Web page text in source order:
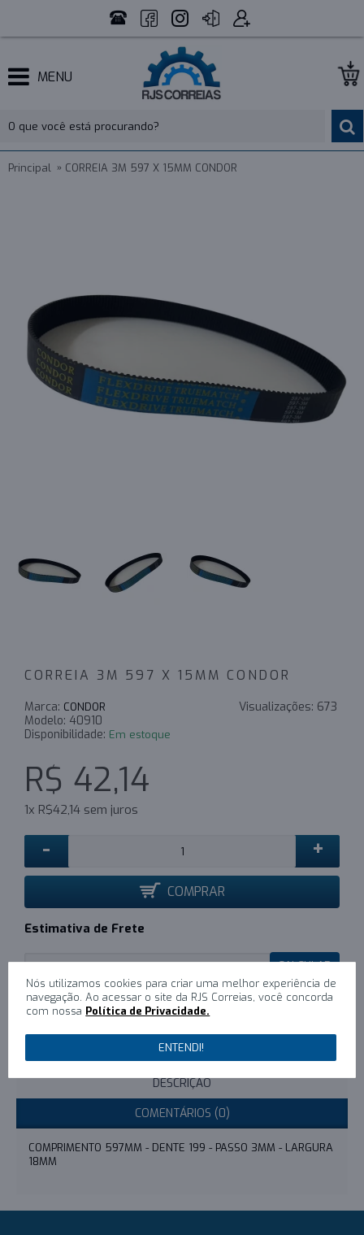
MENU
Principal CORREIA 3M 597 X 15MM CONDOR
CORREIA 3M 597 X 15MM CONDOR
Visualizações: 673
Marca: CONDOR
Modelo: 40910
Disponibilidade: Em estoque
R$ 42,14
1x R$42,14 sem juros
- +
COMPRAR
Estimativa de Frete
CALCULAR
0/Escreva um comentário
DESCRIÇÃO
COMENTÁRIOS (0)
COMPRIMENTO 597MM - DENTE 199 - PASSO 3MM - LARGURA
18MM
Nós utilizamos cookies para criar uma melhor experiência de
navegação. Ao acessar o site da RJS Correias, você concorda
com nossa Política de Privacidade.
ENTENDI!